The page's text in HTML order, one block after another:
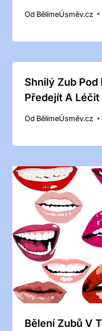
Od BělímeÚsměv.cz
Shnilý Zub
Předejít A Léčit
Od BělímeÚsměv.cz
Bělení Zubů V